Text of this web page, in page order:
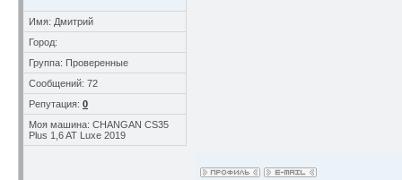
Имя: Дмитрий
Город:
Группа: Проверенные
Сообщений: 72
Репутация: 0
Моя машина: CHANGAN CS35
Plus 1,6 AT Luxe 2019